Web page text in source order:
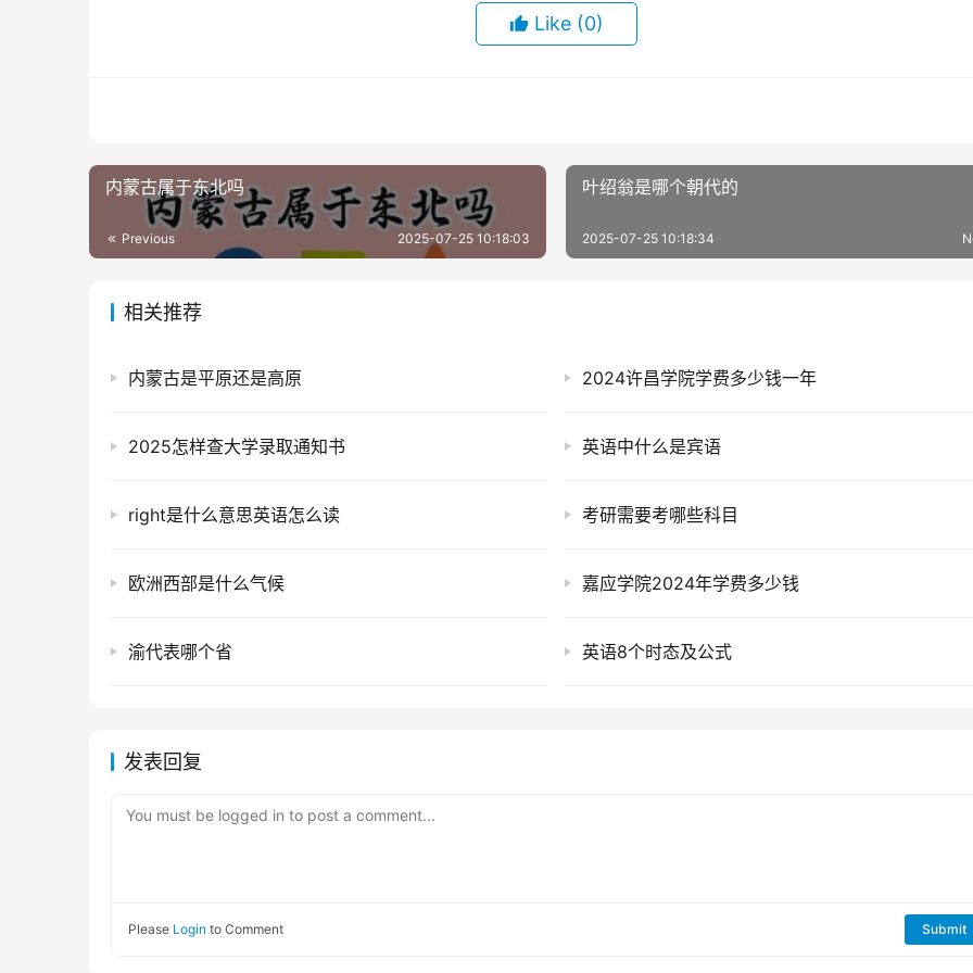
Like (0)
内蒙古属于东北吗
Previous 2025-07-25 10:18:03
叶绍翁是哪个朝代的
2025-07-25 10:18:34
相关推荐
内蒙古是平原还是高原 2024许昌学院学费多少钱一年
2025怎样查大学录取通知书 英语中什么是宾语
right是什么意思英语怎么读 考研需要考哪些科目
欧洲西部是什么气候 嘉应学院2024年学费多少钱
渝代表哪个省 英语8个时态及公式
发表回复
You must be logged in to post a comment...
Please Login to Comment Submit